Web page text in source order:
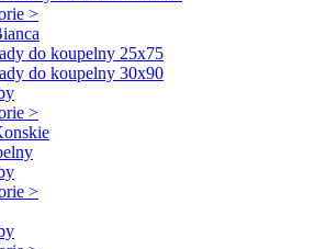
>
do koupelny 25x75
do koupelny 30x90
>
>